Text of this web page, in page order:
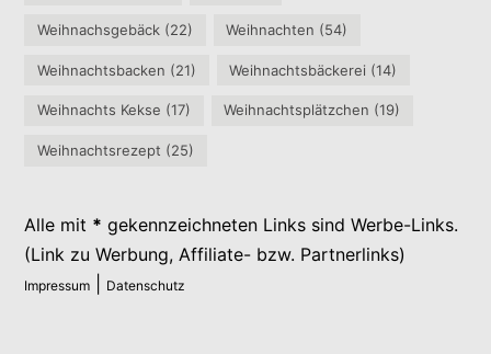
Weihnachsgebäck (22) Weihnachten (54)
Weihnachtsbacken (21) Weihnachtsbäckerei (14)
Weihnachts Kekse (17) Weihnachtsplätzchen (19)
Weihnachtsrezept (25)
Alle mit * gekennzeichneten Links sind Werbe-Links.
(Link zu Werbung, Affiliate- bzw. Partnerlinks)
Impressum Datenschutz